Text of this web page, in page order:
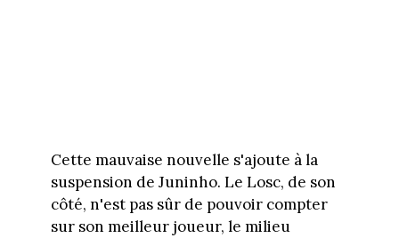
Cette mauvaise nouvelle s'ajoute à la
suspension de Juninho. Le Losc, de son
côté, n'est pas sûr de pouvoir compter
sur son meilleur joueur, le milieu